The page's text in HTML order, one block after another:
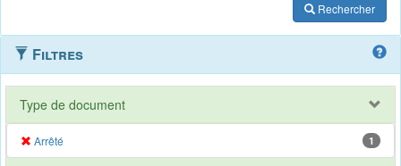
Rechercher
Filtres
Type de document
Arrêté 1